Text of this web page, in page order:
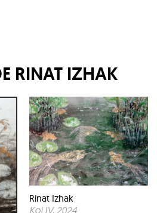
RINAT IZHAK
Rinat Izhak
Koi IV, 2024